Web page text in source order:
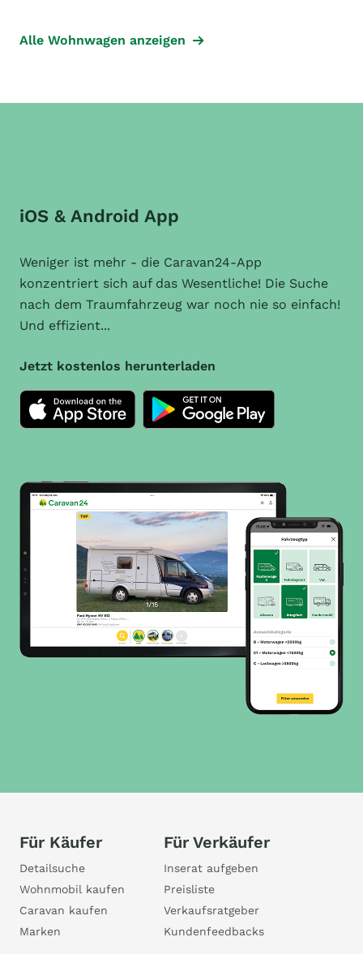
Alle Wohnwagen anzeigen
iOS & Android App
Weniger ist mehr - die Caravan24-App
konzentriert sich auf das Wesentliche! Die Suche
nach dem Traumfahrzeug war noch nie so einfach!
Und effizient...
Jetzt kostenlos herunterladen
Für Käufer
Detailsuche
Wohnmobil kaufen
Caravan kaufen
Marken
Für Verkäufer
Inserat aufgeben
Preisliste
Verkaufsratgeber
Kundenfeedbacks